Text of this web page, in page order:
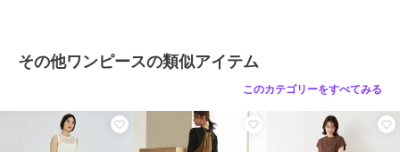
その他ワンピースの類似アイテム
このカテゴリーをすべてみる